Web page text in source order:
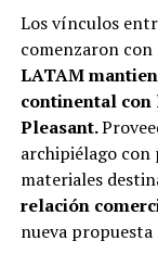
Los vínculos
comenzaron con
LATAM
continental
Pleasant.
archipiélago con
materiales
relación
nueva